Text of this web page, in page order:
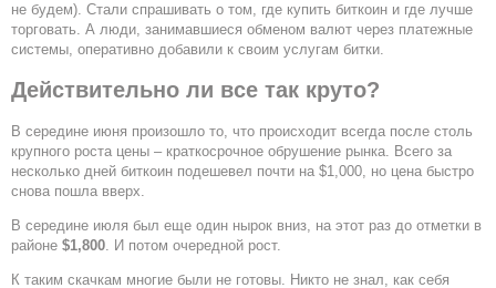
не будем). Стали спрашивать о том, где купить биткоин и где лучше
торговать. А люди, занимавшиеся обменом валют через платежные
системы, оперативно добавили к своим услугам битки.
Действительно ли все так круто?
В середине июня произошло то, что происходит всегда после столь
крупного роста цены – краткосрочное обрушение рынка. Всего за
несколько дней биткоин подешевел почти на $1,000, но цена быстро
снова пошла вверх.
В середине июля был еще один нырок вниз, на этот раз до отметки в
районе $1,800 . И потом очередной рост.
К таким скачкам многие были не готовы. Никто не знал, как себя